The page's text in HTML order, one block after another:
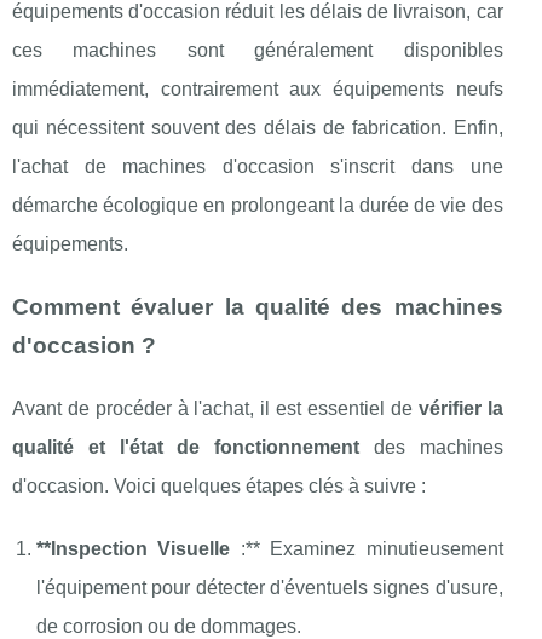
équipements d'occasion réduit les délais de livraison, car
ces machines sont généralement disponibles
immédiatement, contrairement aux équipements neufs
qui nécessitent souvent des délais de fabrication. Enfin,
l'achat de machines d'occasion s'inscrit dans une
démarche écologique en prolongeant la durée de vie des
équipements.
Comment évaluer la qualité des machines
d'occasion ?
Avant de procéder à l'achat, il est essentiel de vérifier la
qualité et l'état de fonctionnement des machines
d'occasion. Voici quelques étapes clés à suivre :
**Inspection Visuelle :** Examinez minutieusement
l'équipement pour détecter d'éventuels signes d'usure,
de corrosion ou de dommages.